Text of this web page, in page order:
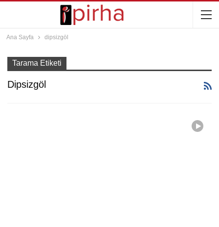
Ana Sayfa dipsizgöl
Tarama Etiketi
Dipsizgöl